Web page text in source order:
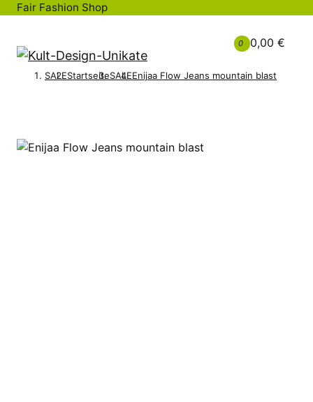
Fair Fashion Shop
0 0,00 €
SALEStartseiteSALEEnijaa Flow Jeans mountain blast